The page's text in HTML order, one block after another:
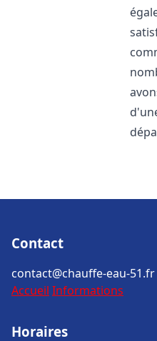
Contact
contact@chauffe-eau-51.fr
Accueil Informations
Horaires